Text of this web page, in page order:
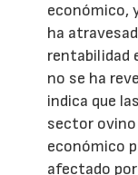
económico,
ha
rentabilidad
no se ha
indica que
sector ovino
económico
afectado